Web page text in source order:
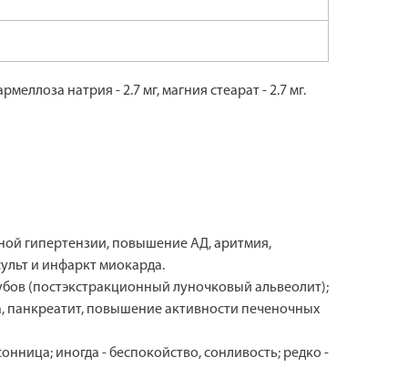
натрия - 2.7 мг, магния стеарат - 2.7 мг.
гипертензии, повышение АД, аритмия,
и инфаркт миокарда.
(постэкстракционный луночковый альвеолит);
панкреатит, повышение активности печеночных
иногда - беспокойство, сонливость; редко -